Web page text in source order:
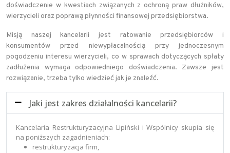
doświadczenie w kwestiach związanych z ochroną praw dłużników,
wierzycieli oraz poprawą płynności finansowej przedsiębiorstwa.
Misją naszej kancelarii jest ratowanie przedsiębiorców i
konsumentów przed niewypłacalnością przy jednoczesnym
pogodzeniu interesu wierzycieli, co w sprawach dotyczących spłaty
zadłużenia wymaga odpowiedniego doświadczenia. Zawsze jest
rozwiązanie, trzeba tylko wiedzieć jak je znaleźć.
Jaki jest zakres działalności kancelarii?
Kancelaria Restrukturyzacyjna Lipiński i Wspólnicy skupia się
na poniższych zagadnieniach:
restrukturyzacja firm,